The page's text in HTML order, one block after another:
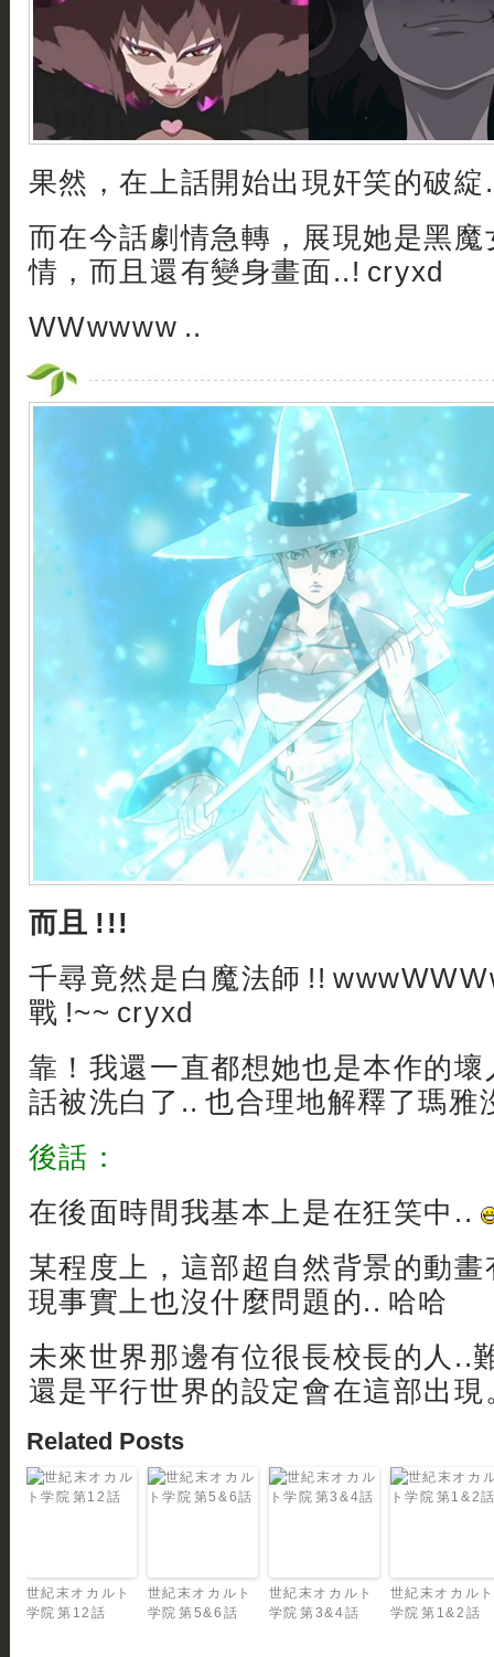
果然，在上話開始出現奸笑的破綻
而在今話劇情急轉，展現她是黑
情，而且還有變身畫面..! cryxd
WWwwww ..
而且 !!!
千尋竟然是白魔法師 !!
戰 !~~ cryxd
靠！我還一直都想她也是本作的
話被洗白了.. 也合理地解釋了瑪雅
後話：
在後面時間我基本上是在狂笑中..
某程度上，這部超自然背景的動
現事實上也沒什麼問題的.. 哈哈
未來世界那邊有位很長校長的人..
還是平行世界的設定會在這部出現
Related Posts
世紀末オカルト
学院 第12話
世紀末オカルト
学院 第5&6話
世紀末オカルト
学院 第3&4話
世紀末オカルト
学院 第1&2話